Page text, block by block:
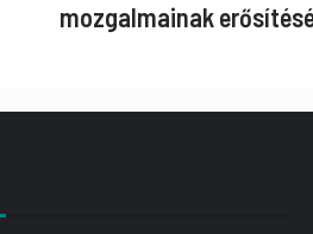
mozgalmainak